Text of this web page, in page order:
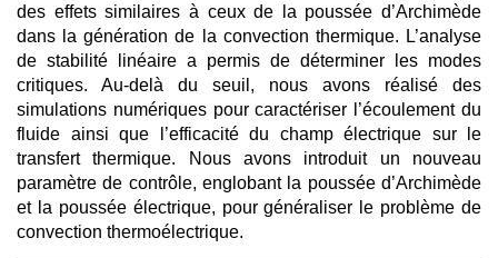
des effets similaires à ceux de la poussée d’Archimède
dans la génération de la convection thermique. L’analyse
de stabilité linéaire a permis de déterminer les modes
critiques. Au-delà du seuil, nous avons réalisé des
simulations numériques pour caractériser l’écoulement du
fluide ainsi que l’efficacité du champ électrique sur le
transfert thermique. Nous avons introduit un nouveau
paramètre de contrôle, englobant la poussée d’Archimède
et la poussée électrique, pour généraliser le problème de
convection thermoélectrique.